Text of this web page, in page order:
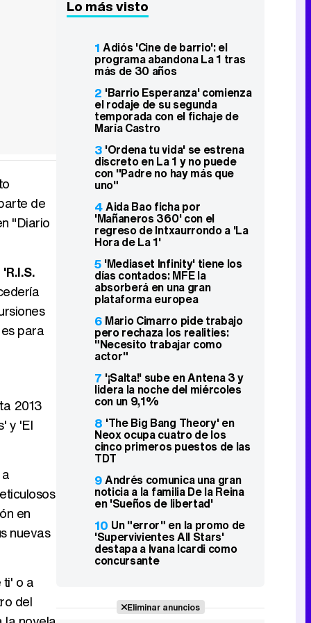
de
"Diario
para
2013
y 'El
en
nuevas
o a
del
Lo más visto
1 Adiós 'Cine de barrio': el
programa abandona La 1 tras
más de 30 años
2 'Barrio Esperanza' comienza
el rodaje de su segunda
temporada con el fichaje de
María Castro
3 'Ordena tu vida' se estrena
discreto en La 1 y no puede
con "Padre no hay más que
uno"
4Aida Bao ficha por
'Mañaneros 360' con el
regreso de Intxaurrondo a 'La
Hora de La 1'
5 'Mediaset Infinity' tiene los
días contados: MFE la
absorberá en una gran
plataforma europea
6 Mario Cimarro pide trabajo
pero rechaza los realities:
"Necesito trabajar como
actor"
7 '¡Salta!' sube en Antena 3 y
lidera la noche del miércoles
con un 9,1%
8 'The Big Bang Theory' en
Neox ocupa cuatro de los
cinco primeros puestos de las
TDT
9Andrés comunica una gran
noticia a la familia De la Reina
en 'Sueños de libertad'
10 Un "error" en la promo de
'Supervivientes All Stars'
destapa a Ivana Icardi como
concursante
Eliminar anuncios